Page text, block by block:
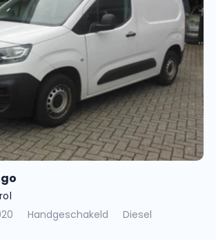
Handgeschakeld Diesel